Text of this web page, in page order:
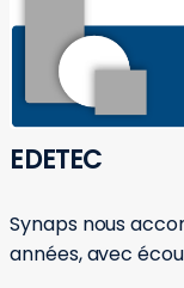
EDETEC
Synaps nous
années, avec